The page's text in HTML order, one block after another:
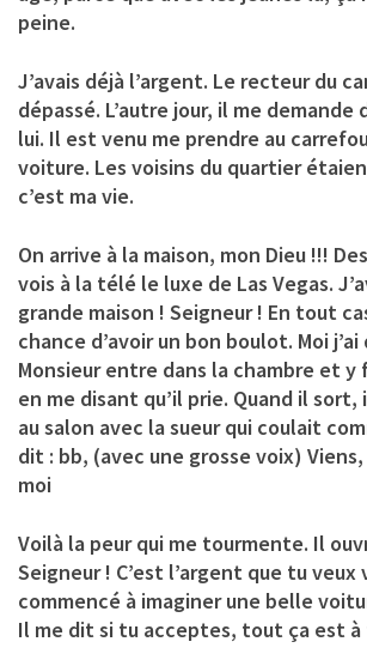
peine.
J’avais déjà l’argent. Le recteur du
dépassé. L’autre jour, il me demande
lui. Il est venu me prendre au
voiture. Les voisins du quartier
c’est ma vie.
On arrive à la maison, mon Dieu !!!
vois à la télé le luxe de Las Vegas.
grande maison ! Seigneur ! En tout
chance d’avoir un bon boulot. Moi
Monsieur entre dans la chambre et
en me disant qu’il prie. Quand il
au salon avec la sueur qui coulait
dit : bb, (avec une grosse voix)
moi
Voilà la peur qui me tourmente. Il
Seigneur ! C’est l’argent que tu veux
commencé à imaginer une belle
Il me dit si tu acceptes, tout ça est à